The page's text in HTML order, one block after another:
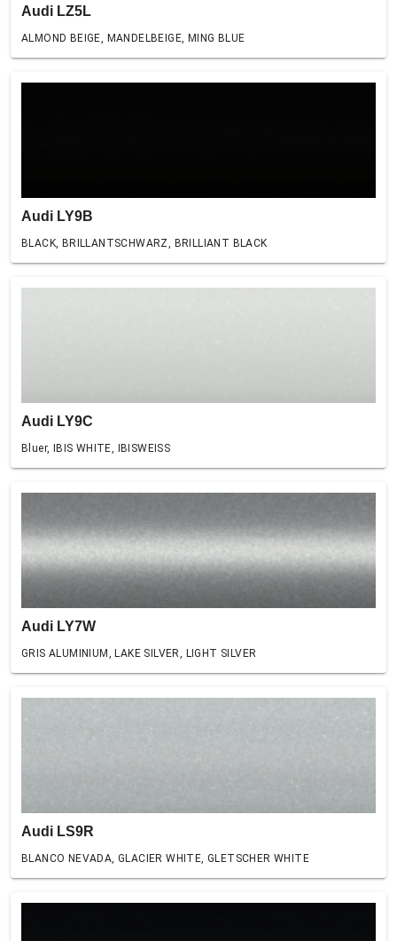
Audi LZ5L
ALMOND BEIGE, MANDELBEIGE, MING BLUE
Audi LY9B
BLACK, BRILLANTSCHWARZ, BRILLIANT BLACK
Audi LY9C
Bluer, IBIS WHITE, IBISWEISS
Audi LY7W
GRIS ALUMINIUM, LAKE SILVER, LIGHT SILVER
Audi LS9R
BLANCO NEVADA, GLACIER WHITE, GLETSCHER WHITE